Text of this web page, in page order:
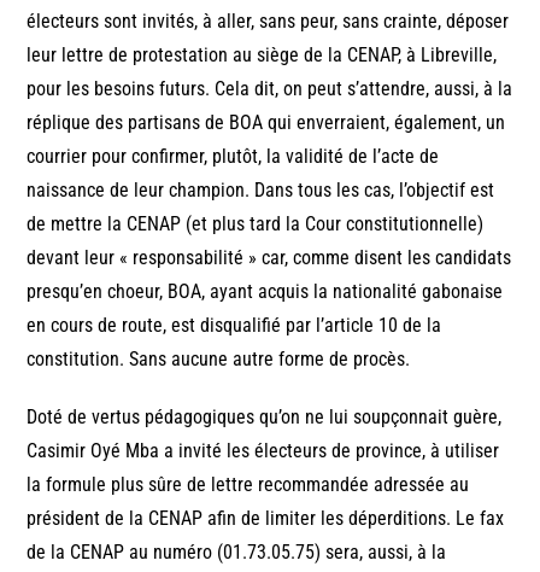
électeurs sont invités, à aller, sans peur, sans crainte, déposer
leur lettre de protestation au siège de la CENAP, à Libreville,
pour les besoins futurs. Cela dit, on peut s’attendre, aussi, à la
réplique des partisans de BOA qui enverraient, également, un
courrier pour confirmer, plutôt, la validité de l’acte de
naissance de leur champion. Dans tous les cas, l’objectif est
de mettre la CENAP (et plus tard la Cour constitutionnelle)
devant leur « responsabilité » car, comme disent les candidats
presqu’en choeur, BOA, ayant acquis la nationalité gabonaise
en cours de route, est disqualifié par l’article 10 de la
constitution. Sans aucune autre forme de procès.
Doté de vertus pédagogiques qu’on ne lui soupçonnait guère,
Casimir Oyé Mba a invité les électeurs de province, à utiliser
la formule plus sûre de lettre recommandée adressée au
président de la CENAP afin de limiter les déperditions. Le fax
de la CENAP au numéro (01.73.05.75) sera, aussi, à la